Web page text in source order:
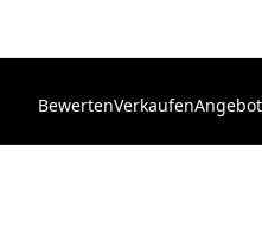
BewertenVerkaufen